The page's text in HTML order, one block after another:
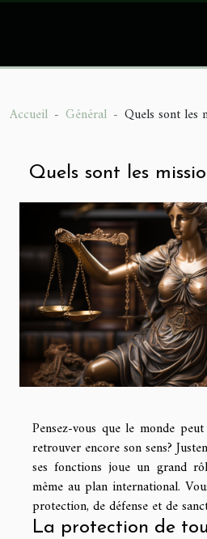
Accueil Général Quels sont les
Quels sont les
Pensez-vous que le monde
retrouver encore son sens?
ses fonctions joue un grand
même au plan international.
protection, de défense et de
La protection de